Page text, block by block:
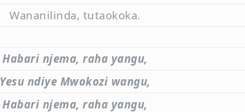
Wananilinda, tutaokoka.
Habari njema, raha yangu,
Yesu ndiye Mwokozi wangu,
Habari njema, raha yangu,